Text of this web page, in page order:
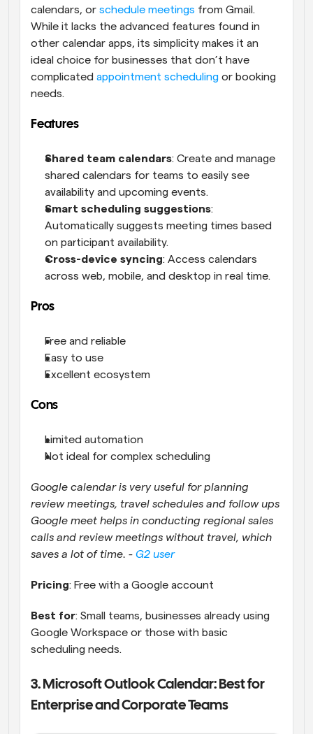
calendars, or schedule meetings from Gmail.
While it lacks the advanced features found in
other calendar apps, its simplicity makes it an
ideal choice for businesses that don’t have
complicated appointment scheduling or booking
needs.
Features
Shared team calendars: Create and manage
shared calendars for teams to easily see
availability and upcoming events.
Smart scheduling suggestions:
Automatically suggests meeting times based
on participant availability.
Cross-device syncing: Access calendars
across web, mobile, and desktop in real time.
Pros
Free and reliable
Easy to use
Excellent ecosystem
Cons
Limited automation
Not ideal for complex scheduling
Google calendar is very useful for planning
review meetings, travel schedules and follow ups
Google meet helps in conducting regional sales
calls and review meetings without travel, which
saves a lot of time. - G2 user
Pricing: Free with a Google account
Best for: Small teams, businesses already using
Google Workspace or those with basic
scheduling needs.
3. Microsoft Outlook Calendar: Best for
Enterprise and Corporate Teams